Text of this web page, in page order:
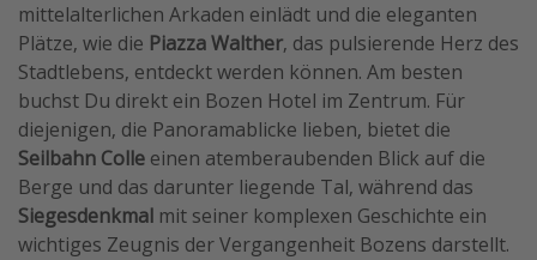
mittelalterlichen Arkaden einlädt und die eleganten
Plätze, wie die Piazza Walther, das pulsierende Herz des
Stadtlebens, entdeckt werden können. Am besten
buchst Du direkt ein Bozen Hotel im Zentrum. Für
diejenigen, die Panoramablicke lieben, bietet die
Seilbahn Colle einen atemberaubenden Blick auf die
Berge und das darunter liegende Tal, während das
Siegesdenkmal mit seiner komplexen Geschichte ein
wichtiges Zeugnis der Vergangenheit Bozens darstellt.